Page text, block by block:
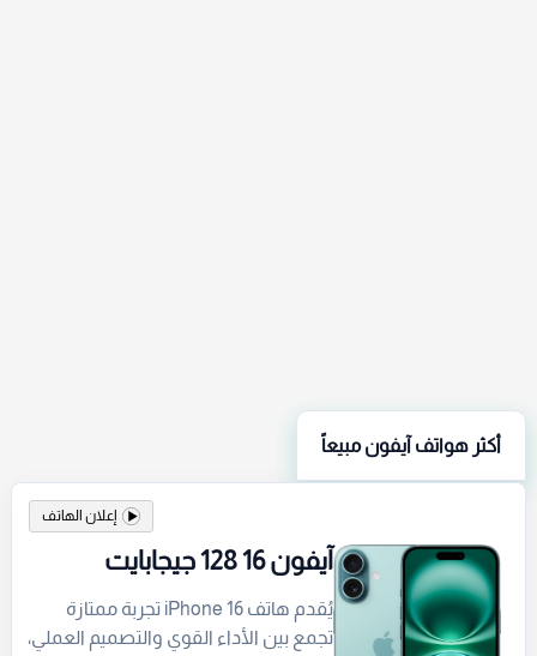
أكثر هواتف آيفون مبيعاً
إعلان الهاتف
آيفون 16 128 جيجابايت
يُقدم هاتف iPhone 16 تجربة ممتازة
تجمع بين الأداء القوي والتصميم العملي،